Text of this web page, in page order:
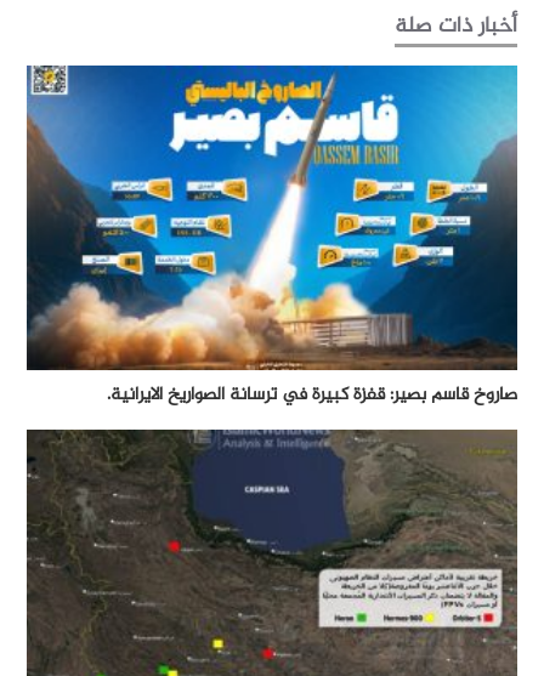
أخبار ذات صلة
صاروخ قاسم بصير: قفزة كبيرة في ترسانة الصواريخ الايرانية.